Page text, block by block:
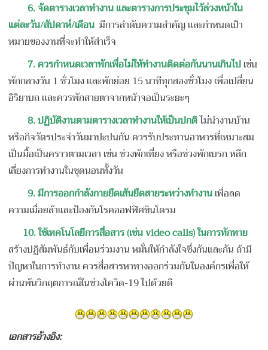
6. จัดตารางเวลาทำงาน และตารางการประชุมไว้ล่วงหน้าใน
แต่ละวัน/สัปดาห์/เดือน มีการลำดับความสำคัญ และกำหนดเป้า
หมายของงานที่จะทำให้สำเร็จ
7. ควรกำหนดเวลาพักเพื่อไม่ให้ทำงานติดต่อกันนานเกินไปเช่น
พักกลางวัน 1 ชั่วโมง และพักย่อย 15 นาทีทุกสองชั่วโมง เพื่อเปลี่ยน
อิริยาบถ และควรพักสายตาจากหน้าจอเป็นระยะๆ
8. ปฏิบัติงานตามตารางเวลาทำงานให้เป็นปกติไม่นำงานบ้าน
หรือกิจวัตรประจำวันมาปะปนกัน ควรรับประทานอาหารที่เหมาะสม
เป็นมื้อเป็นคราวตามเวลา เช่น ช่วงพักเที่ยง หรือช่วงพักเบรก หลีก
เลี่ยงการทำงานในชุดนอนทั้งวัน
9. มีการออกกำลังกายยืดเส้นยืดสายระหว่างทำงานเพื่อลด
ความเมื่อยล้าและป้องกันโรคออฟฟิศซินโดรม
10. ใช้เทคโนโลยีการสื่อสาร (เช่น video calls) ในการทักทาย
สร้างปฏิสัมพันธ์กับเพื่อนร่วมงาน หมั่นให้กำลังใจซึ่งกันและกัน ถ้ามี
ปัญหาในการทำงาน ควรสื่อสารหาทางออกร่วมกันในองค์กรเพื่อให้
ผ่านพ้นวิกฤตการณ์ในช่วงโควิด-19 ไปด้วยดี
เอกสารอ้างอิง: